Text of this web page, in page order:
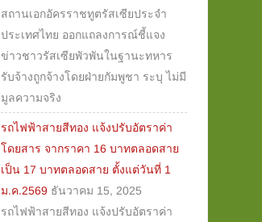
สถานเอกอัครราชทูตรัสเซียประจำ
ประเทศไทย ออกแถลงการณ์ชี้แจง
ข่าวชาวรัสเซียพัวพันในฐานะทหาร
รับจ้างถูกจ้างโดยฝ่ายกัมพูชา ระบุ ไม่มี
มูลความจริง
รถไฟฟ้าสายสีทอง แจ้งปรับอัตราค่า
โดยสาร จากราคา 16 บาทตลอดสาย
เป็น 17 บาทตลอดสาย ตั้งแต่วันที่ 1
ม.ค.2569 ธันวาคม 15, 2025
รถไฟฟ้าสายสีทอง แจ้งปรับอัตราค่า